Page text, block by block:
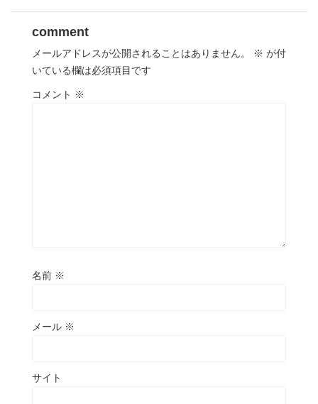
comment
メールアドレスが公開されることはありません。 ※ が付
いている欄は必須項目です
コメント ※
名前 ※
メール ※
サイト